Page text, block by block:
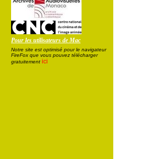
Pour les utilisateurs de Mac
Notre site est optimisé pour le navigateur
FireFox que vous pouvez télécharger
gratuitement ici